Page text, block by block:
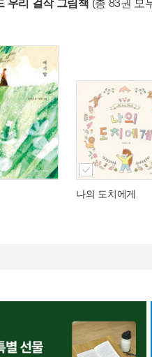
우리 걸작 그림책 (총 83권 모
나의 도치에게